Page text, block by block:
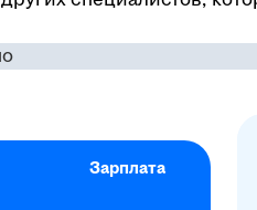
Зарплата